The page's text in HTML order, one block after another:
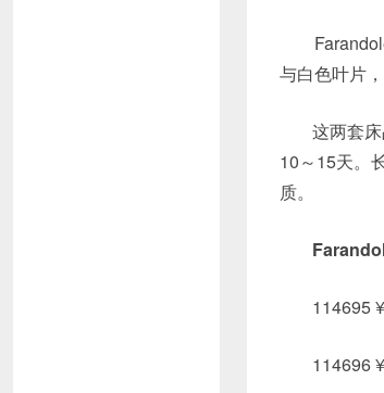
Farandole
与白色叶片
这两套
10～15天。
质。
114695
114696